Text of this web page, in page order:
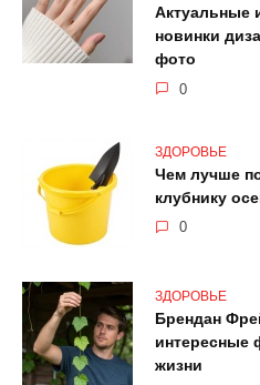
Актуальные
новинки
фото
0
ЗДОРОВЬЕ
Чем лучше
клубнику
0
ЗДОРОВЬЕ
Брендан
интересные
жизни